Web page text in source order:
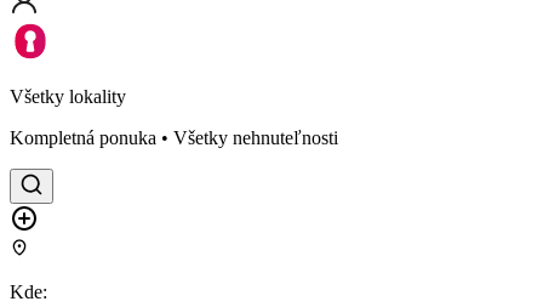
Všetky lokality
Kompletná ponuka • Všetky nehnuteľnosti
Kde: